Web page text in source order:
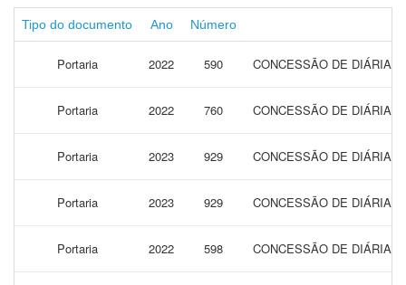
Tipo do documento Ano Número
Portaria 2022 590 CONCESSÃO DE
Portaria 2022 760 CONCESSÃO DE DIÁRIAS
Portaria 2023 929 CONCESSÃO DE DIÁRIAS
Portaria 2023 929 CONCESSÃO DE DIÁRIAS
Portaria 2022 598 CONCESSÃO DE